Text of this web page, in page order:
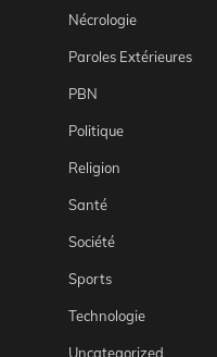
Nécrologie
Paroles Extérieures
PBN
Politique
Religion
Santé
Société
Sports
Technologie
Uncategorized